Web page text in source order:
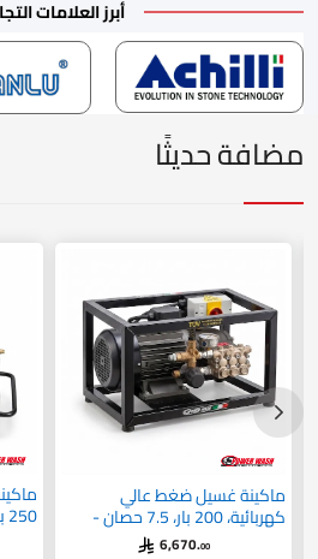
أبرز العلامات
مضافة حديثًا
ماكينة غسيل ضغط عالي
كهربائية، 200 بار، 7.5 حصان -
صناعة إيطالية PWCG200NI6,670.00